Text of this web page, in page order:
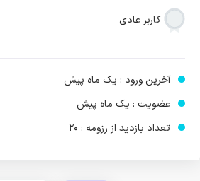
کاربر عادی
آخرین ورود : یک ماه پیش
عضویت : یک ماه پیش
تعداد بازدید از رزومه : 20